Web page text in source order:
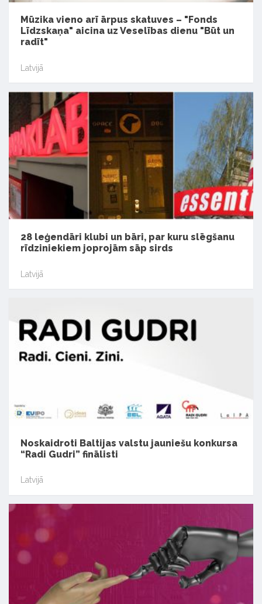
Mūzika vieno arī ārpus skatuves – "Fonds
Līdzskaņa" aicina uz Veselības dienu "Būt un
radīt"
Latvijā
28 leģendāri klubi un bāri, par kuru slēgšanu
rīdziniekiem joprojām sāp sirds
Latvijā
Noskaidroti Baltijas valstu jauniešu konkursa
“Radi Gudri” finālisti
Latvijā